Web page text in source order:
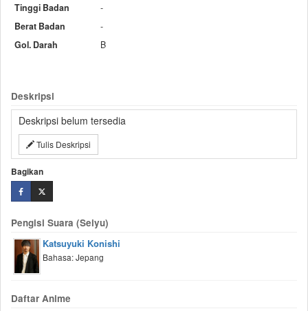
Tinggi Badan
-
Berat Badan
-
Gol. Darah
B
Deskripsi
Deskripsi belum tersedia
Tulis Deskripsi
Bagikan
Pengisi Suara (Seiyu)
Katsuyuki Konishi
Bahasa: Jepang
Daftar Anime